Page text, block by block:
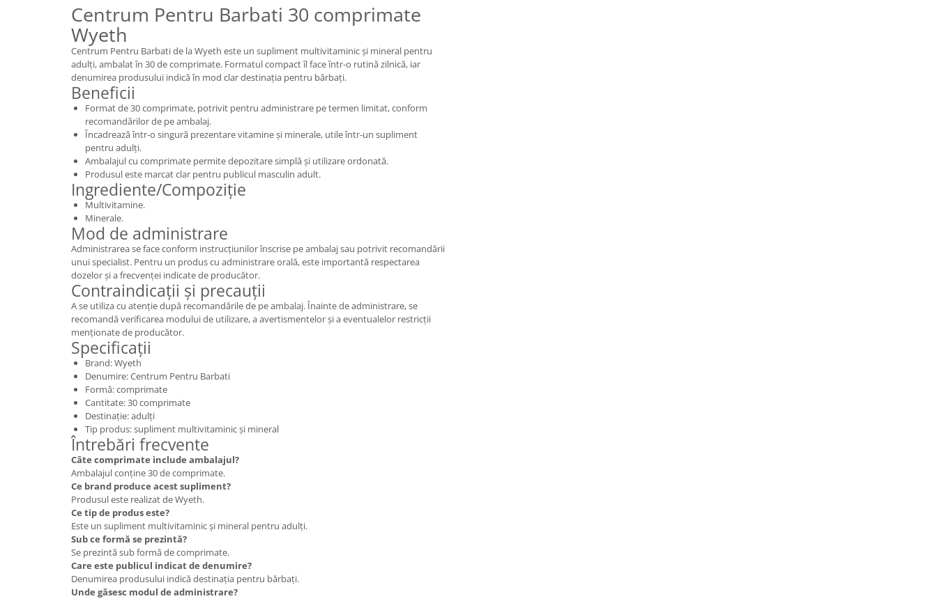
Centrum Pentru Barbati 30 comprimate
Wyeth
Centrum Pentru Barbati de la Wyeth este un supliment multivitaminic și mineral pentru
adulți, ambalat în 30 de comprimate. Formatul compact îl face într-o rutină zilnică, iar
denumirea produsului indică în mod clar destinația pentru bărbați.
Beneficii
Format de 30 comprimate, potrivit pentru administrare pe termen limitat, conform
recomandărilor de pe ambalaj.
Încadrează într-o singură prezentare vitamine și minerale, utile într-un supliment
pentru adulți.
Ambalajul cu comprimate permite depozitare simplă și utilizare ordonată.
Produsul este marcat clar pentru publicul masculin adult.
Ingrediente/Compoziție
Multivitamine.
Minerale.
Mod de administrare
Administrarea se face conform instrucțiunilor înscrise pe ambalaj sau potrivit recomandării
unui specialist. Pentru un produs cu administrare orală, este importantă respectarea
dozelor și a frecvenței indicate de producător.
Contraindicații și precauții
A se utiliza cu atenție după recomandările de pe ambalaj. Înainte de administrare, se
recomandă verificarea modului de utilizare, a avertismentelor și a eventualelor restricții
menționate de producător.
Specificații
Brand: Wyeth
Denumire: Centrum Pentru Barbati
Formă: comprimate
Cantitate: 30 comprimate
Destinație: adulți
Tip produs: supliment multivitaminic și mineral
Întrebări frecvente
Câte comprimate include ambalajul?
Ambalajul conține 30 de comprimate.
Ce brand produce acest supliment?
Produsul este realizat de Wyeth.
Ce tip de produs este?
Este un supliment multivitaminic și mineral pentru adulți.
Sub ce formă se prezintă?
Se prezintă sub formă de comprimate.
Care este publicul indicat de denumire?
Denumirea produsului indică destinația pentru bărbați.
Unde găsesc modul de administrare?